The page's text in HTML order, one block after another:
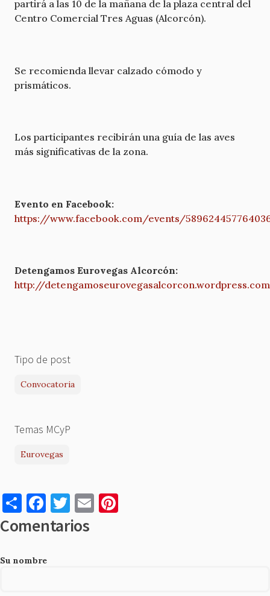
partirá a las 10 de la mañana de la plaza central del
Centro Comercial Tres Aguas (Alcorcón).
Se recomienda llevar calzado cómodo y
prismáticos.
Los participantes recibirán una guía de las aves
más significativas de la zona.
Evento en Facebook:
https://www.facebook.com/events/
Detengamos Eurovegas Alcorcón:
http://
Tipo de post
Convocatoria
Temas MCyP
Eurovegas
S
h
ar
e
F
a
c
e
T
w
it
E
m
Comentarios
Su nombre